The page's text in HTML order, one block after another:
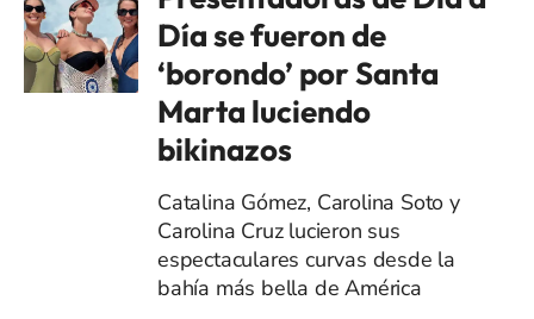
Día se fueron de
‘borondo’ por Santa
Marta luciendo
bikinazos
Catalina Gómez, Carolina Soto y
Carolina Cruz lucieron sus
espectaculares curvas desde la
bahía más bella de América